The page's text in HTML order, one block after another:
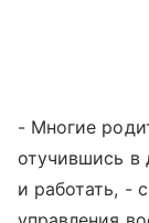
- Многие
отучившись в
и работать, -